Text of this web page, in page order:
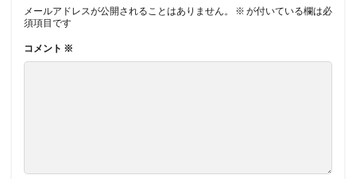
メールアドレスが公開されることはありません。 ※ が付いている欄は必
須項目です
コメント ※